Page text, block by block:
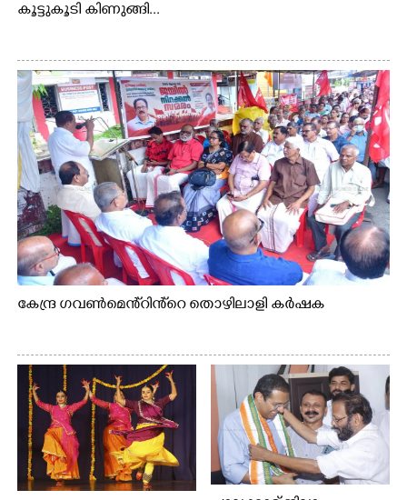
കൂട്ടുകൂടി കിണുങ്ങി...
കേന്ദ്ര ഗവൺമെൻ്റിൻ്റെ തൊഴിലാളി കർഷക